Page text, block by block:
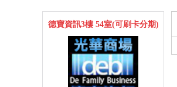
德寶資訊3樓 54室(可刷卡分期)